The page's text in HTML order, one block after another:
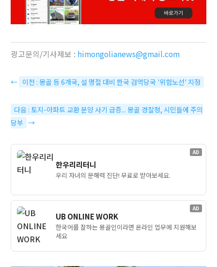
광고문의/기사제보 : himongolianews@gmail.com
← 이전 : 몽골 등 6개국, 설 명절 대비 한국 검역당국 '위험노선' 지정
다음 : 토지-아파트 교환 분양 사기 급증... 몽골 경찰청, 시민들에 주의
당부 →
AD
한우리리터니
우리 자녀의 문해력 진단! 무료로 받아보세요.
AD
UB ONLINE WORK
한국어를 잘하는 몽골인이라면 온라인 업무에 지원해보
세요